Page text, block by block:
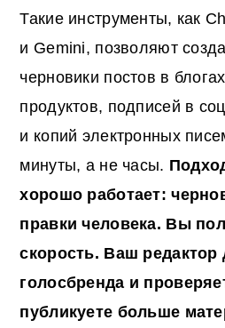
Такие инструменты, как
и Gemini, позволяют
черновики постов в
продуктов, подписей в
и копий электронных
минуты, а не часы.
хорошо работает:
правки человека. Вы
скорость. Ваш редактор
голосбренда и
публикуете больше